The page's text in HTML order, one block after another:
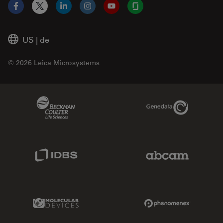
US | de
© 2026 Leica Microsystems
Facebook
X LinkedInInstagramYouTubeGlassdoor
Genedata Link
Molecular Devices Link